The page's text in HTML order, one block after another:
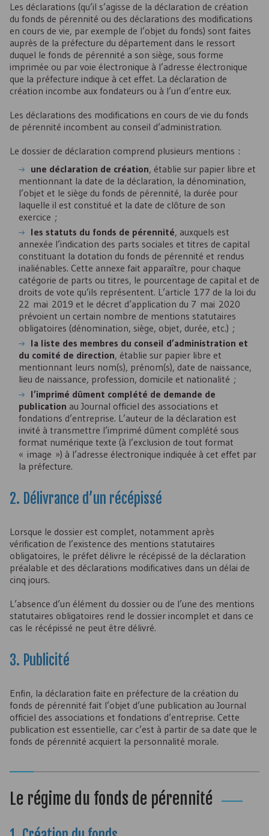
Les déclarations (qu’il s’agisse de la déclaration de création
du fonds de pérennité ou des déclarations des modifications
en cours de vie, par exemple de l’objet du fonds) sont faites
auprès de la préfecture du département dans le ressort
duquel le fonds de pérennité a son siège, sous forme
imprimée ou par voie électronique à l’adresse électronique
que la préfecture indique à cet effet. La déclaration de
création incombe aux fondateurs ou à l’un d’entre eux.
Les déclarations des modifications en cours de vie du fonds
de pérennité incombent au conseil d’administration.
Le dossier de déclaration comprend plusieurs mentions :
une déclaration de création, établie sur papier libre et
mentionnant la date de la déclaration, la dénomination,
l’objet et le siège du fonds de pérennité, la durée pour
laquelle il est constitué et la date de clôture de son
exercice ;
les statuts du fonds de pérennité, auxquels est
annexée l’indication des parts sociales et titres de capital
constituant la dotation du fonds de pérennité et rendus
inaliénables. Cette annexe fait apparaître, pour chaque
catégorie de parts ou titres, le pourcentage de capital et de
droits de vote qu’ils représentent. L’article 177 de la loi du
22 mai 2019 et le décret d’application du 7 mai 2020
prévoient un certain nombre de mentions statutaires
obligatoires (dénomination, siège, objet, durée, etc.) ;
la liste des membres du conseil d’administration et
du comité de direction, établie sur papier libre et
mentionnant leurs nom(s), prénom(s), date de naissance,
lieu de naissance, profession, domicile et nationalité ;
l’imprimé dûment complété de demande de
publication au Journal officiel des associations et
fondations d’entreprise. L’auteur de la déclaration est
invité à transmettre l’imprimé dûment complété sous
format numérique texte (à l’exclusion de tout format
« image ») à l’adresse électronique indiquée à cet effet par
la préfecture.
2. Délivrance d’un récépissé
Lorsque le dossier est complet, notamment après
vérification de l’existence des mentions statutaires
obligatoires, le préfet délivre le récépissé de la déclaration
préalable et des déclarations modificatives dans un délai de
cinq jours.
L’absence d’un élément du dossier ou de l’une des mentions
statutaires obligatoires rend le dossier incomplet et dans ce
cas le récépissé ne peut être délivré.
3. Publicité
Enfin, la déclaration faite en préfecture de la création du
fonds de pérennité fait l’objet d’une publication au Journal
officiel des associations et fondations d’entreprise. Cette
publication est essentielle, car c’est à partir de sa date que le
fonds de pérennité acquiert la personnalité morale.
Le régime du fonds de pérennité